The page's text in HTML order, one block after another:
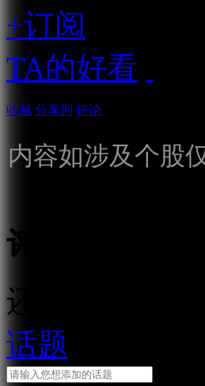
+订阅
TA的好看
收藏 分享到 评论
内容如涉及个股
评论
还需输入10个
话题